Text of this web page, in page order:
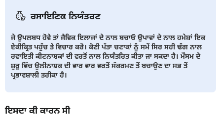
ਰਸਾਇਣਿਕ ਨਿਯੰਤਰਣ
ਜੇ ਉਪਲਬਧ ਹੋਵੇ ਤਾਂ ਜੈਵਿਕ ਇਲਾਜਾਂ ਦੇ ਨਾਲ ਬਚਾਓ ਉਪਾਵਾਂ ਦੇ ਨਾਲ ਹਮੇਸ਼ਾਂ ਇਕ
ਏਕੀਕ੍ਰਿਤ ਪਹੁੰਚ ਤੇ ਵਿਚਾਰ ਕਰੋ। ਕੋਣੀ ਪੱਤਾ ਚਟਾਕਾਂ ਨੂੰ ਸਮੇਂ ਸਿਰ ਸਹੀ ਢੰਗ ਨਾਲ
ਰਵਾਇਤੀ ਕੀਟਨਾਸ਼ਕਾਂ ਦੀ ਵਰਤੋਂ ਨਾਲ ਨਿਯੰਤਰਿਤ ਕੀਤਾ ਜਾ ਸਕਦਾ ਹੈ। ਮੌਸਮ ਦੇ
ਸ਼ੁਰੂ ਵਿੱਚ ਉਲੀਨਾਸ਼ਕ ਦੀ ਵਾਰ ਵਾਰ ਵਰਤੋਂ ਸੰਕਰਮਣ ਤੋਂ ਬਚਾਉਣ ਦਾ ਸਭ ਤੋਂ
ਪ੍ਰਭਾਵਸ਼ਾਲੀ ਤਰੀਕਾ ਹੈ।
ਇਸਦਾ ਕੀ ਕਾਰਨ ਸੀ